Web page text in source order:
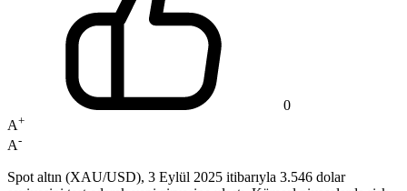
0
A+
A-
Spot altın (XAU/USD), 3 Eylül 2025 itibarıyla 3.546 dolar